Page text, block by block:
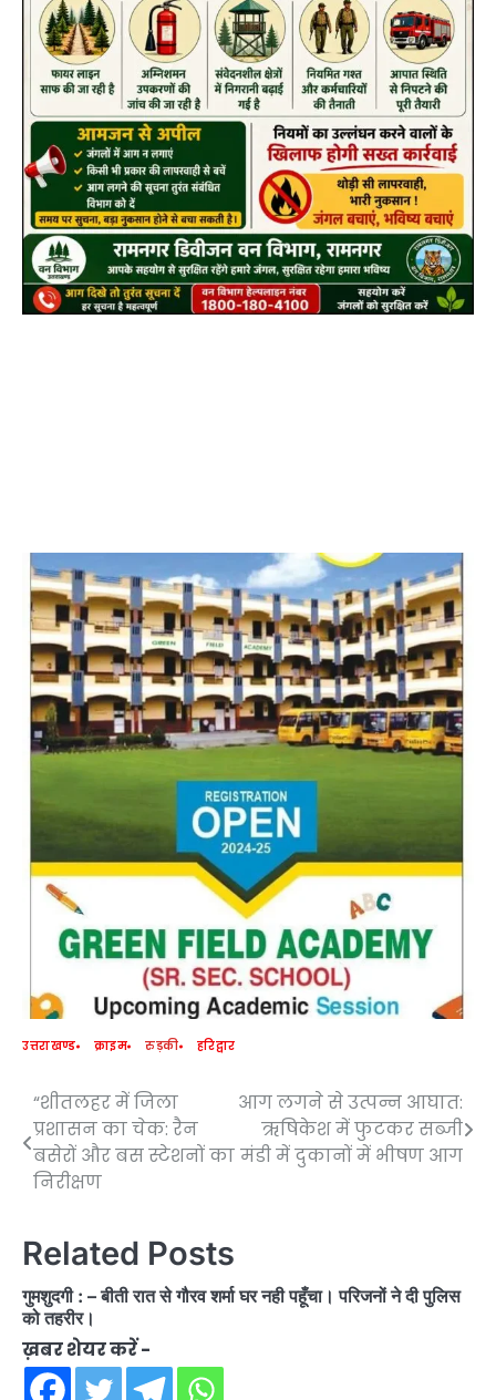
उत्तराखण्ड क्राइम रुड़की हरिद्वार
Post
navigation
“शीतलहर में जिला
प्रशासन का चेक: रैन
बसेरों और बस स्टेशनों का
निरीक्षण
आग लगने से उत्पन्न आघात:
ऋषिकेश में फुटकर सब्जी
मंडी में दुकानों में भीषण आग
Related Posts
गुमशुदगी : – बीती रात से गौरव शर्मा घर नही पहूँचा। परिजनों ने दी पुलिस
को तहरीर।
ख़बर शेयर करें -